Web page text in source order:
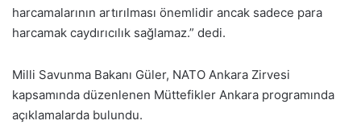
harcamalarının artırılması önemlidir ancak sadece para
harcamak caydırıcılık sağlamaz.” dedi.
Milli Savunma Bakanı Güler, NATO Ankara Zirvesi
kapsamında düzenlenen Müttefikler Ankara programında
açıklamalarda bulundu.